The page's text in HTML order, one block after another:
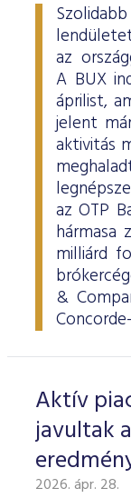
az
A BUX
áprilist,
jelent
aktivitás
az OTP
hármasa
milliárd
&
Aktív
javultak
2026. ápr. 28.